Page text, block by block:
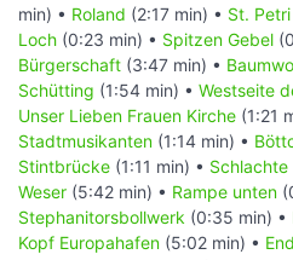
min) • Roland (2:17 min) • St.
Loch (0:23 min) • Spitzen Gebel
Bürgerschaft (3:47 min) •
Schütting (1:54 min) • Westseite
Unser Lieben Frauen Kirche (1:21
Stadtmusikanten (1:14 min) •
Stintbrücke (1:11 min) • Schlachte
Weser (5:42 min) • Rampe unten
Stephanitorsbollwerk (0:35 min) •
Kopf Europahafen (5:02 min) •